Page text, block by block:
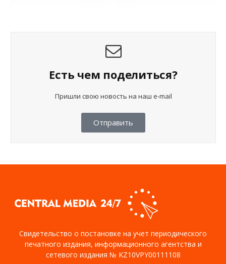
Есть чем поделиться?
Пришли свою новость на наш e-mail
Отправить
Свидетельство о постановке на учет периодического
печатного издания, информационного агентства и
сетевого издания № KZ10VPY00111108